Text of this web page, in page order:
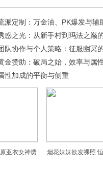
派定制：万金油、PK爆发与辅
惑之光：从新手村到玛法之巅
队协作与个人策略：征服幽冥
金赞助：破局之始，效率与属
性加成的平衡与侧重
亚衣女神诱 烟花妹妹欲发裸照